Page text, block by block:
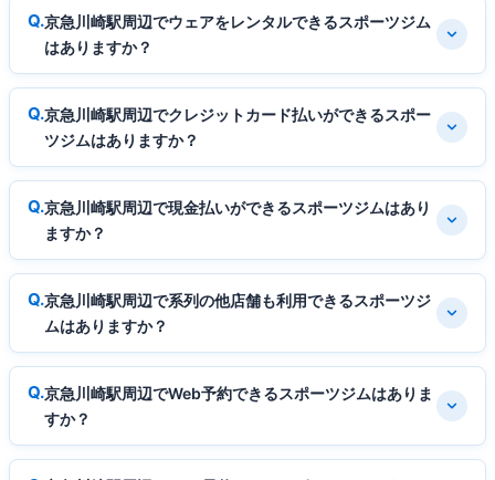
京急川崎駅周辺でウェアをレンタルできるスポーツジム
はありますか？
京急川崎駅周辺でクレジットカード払いができるスポー
ツジムはありますか？
京急川崎駅周辺で現金払いができるスポーツジムはあり
ますか？
京急川崎駅周辺で系列の他店舗も利用できるスポーツジ
ムはありますか？
京急川崎駅周辺でWeb予約できるスポーツジムはありま
すか？